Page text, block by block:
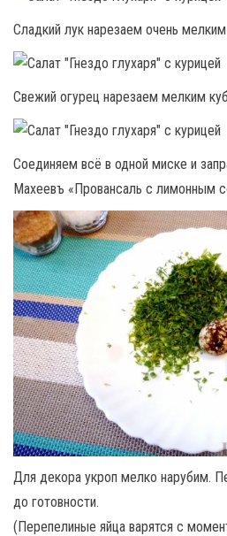
Сладкий лук нарезаем очень
Свежий огурец нарезаем мелким
Соединяем всё в одной миске и
Махеевъ «Провансаль с лимонным
Для декора укроп мелко нарубим.
до готовности.
(Перепелиные яйца варятся с